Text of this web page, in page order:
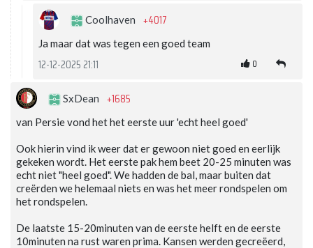
Coolhaven +4017
Ja maar dat was tegen een goed team
12-12-2025 21:11 0
SxDean +1685
van Persie vond het het eerste uur 'echt heel goed'
Ook hierin vind ik weer dat er gewoon niet goed en eerlijk
gekeken wordt. Het eerste pak hem beet 20-25 minuten was
echt niet "heel goed". We hadden de bal, maar buiten dat
creërden we helemaal niets en was het meer rondspelen om
het rondspelen.
De laatste 15-20minuten van de eerste helft en de eerste
10minuten na rust waren prima. Kansen werden gecreëerd,